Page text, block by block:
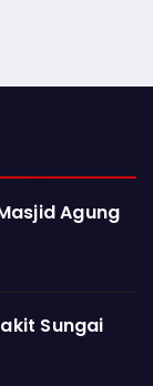
Agung
Sungai